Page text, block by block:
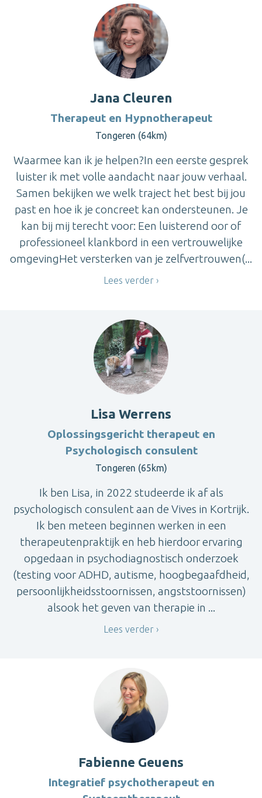
Jana Cleuren
Therapeut en Hypnotherapeut
Tongeren (64km)
Waarmee kan ik je helpen?In een eerste gesprek
luister ik met volle aandacht naar jouw verhaal.
Samen bekijken we welk traject het best bij jou
past en hoe ik je concreet kan ondersteunen. Je
kan bij mij terecht voor: Een luisterend oor of
professioneel klankbord in een vertrouwelijke
omgevingHet versterken van je zelfvertrouwen(...
Lees verder
Lisa Werrens
Oplossingsgericht therapeut en
Psychologisch consulent
Tongeren (65km)
Ik ben Lisa, in 2022 studeerde ik af als
psychologisch consulent aan de Vives in Kortrijk.
Ik ben meteen beginnen werken in een
therapeutenpraktijk en heb hierdoor ervaring
opgedaan in psychodiagnostisch onderzoek
(testing voor ADHD, autisme, hoogbegaafdheid,
persoonlijkheidsstoornissen, angststoornissen)
alsook het geven van therapie in ...
Lees verder
Fabienne Geuens
Integratief psychotherapeut en